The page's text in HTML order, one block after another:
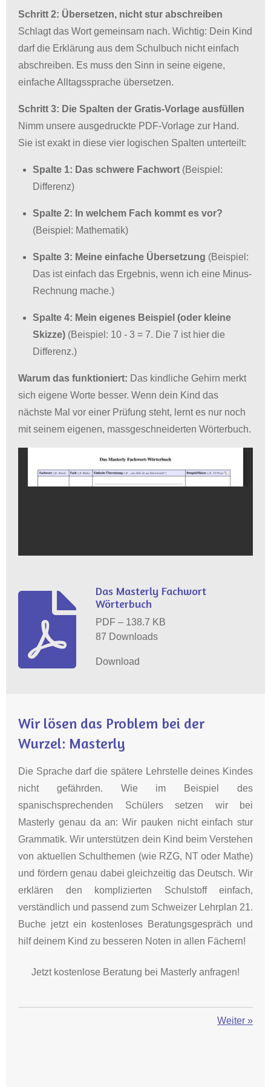
Schritt 2: Übersetzen, nicht stur abschreiben
Schlagt das Wort gemeinsam nach. Wichtig: Dein Kind
darf die Erklärung aus dem Schulbuch nicht einfach
abschreiben. Es muss den Sinn in seine eigene,
einfache Alltagssprache übersetzen.
Schritt 3: Die Spalten der Gratis-Vorlage ausfüllen
Nimm unsere ausgedruckte PDF-Vorlage zur Hand.
Sie ist exakt in diese vier logischen Spalten unterteilt:
Spalte 1: Das schwere Fachwort (Beispiel:
Differenz)
Spalte 2: In welchem Fach kommt es vor?
(Beispiel: Mathematik)
Spalte 3: Meine einfache Übersetzung (Beispiel:
Das ist einfach das Ergebnis, wenn ich eine Minus-
Rechnung mache.)
Spalte 4: Mein eigenes Beispiel (oder kleine
Skizze) (Beispiel: 10 - 3 = 7. Die 7 ist hier die
Differenz.)
Warum das funktioniert: Das kindliche Gehirn merkt
sich eigene Worte besser. Wenn dein Kind das
nächste Mal vor einer Prüfung steht, lernt es nur noch
mit seinem eigenen, massgeschneiderten Wörterbuch.
Das Masterly Fachwort
Wörterbuch
PDF – 138.7 KB
87 Downloads
Download
Wir lösen das Problem bei der
Wurzel: Masterly
Die Sprache darf die spätere Lehrstelle deines Kindes
nicht gefährden. Wie im Beispiel des
spanischsprechenden Schülers setzen wir bei
Masterly genau da an: Wir pauken nicht einfach stur
Grammatik. Wir unterstützen dein Kind beim Verstehen
von aktuellen Schulthemen (wie RZG, NT oder Mathe)
und fördern genau dabei gleichzeitig das Deutsch. Wir
erklären den komplizierten Schulstoff einfach,
verständlich und passend zum Schweizer Lehrplan 21.
Buche jetzt ein kostenloses Beratungsgespräch und
hilf deinem Kind zu besseren Noten in allen Fächern!
Jetzt kostenlose Beratung bei Masterly anfragen!
Weiter »